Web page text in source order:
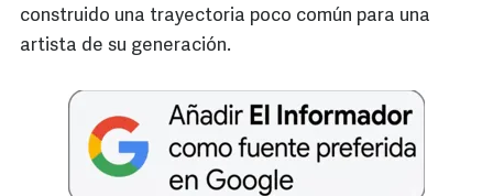
construido una trayectoria poco común para una
artista de su generación.